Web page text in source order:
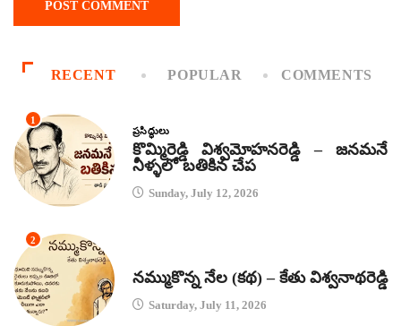
RECENT POPULAR COMMENTS
1
ప్రసిద్ధులు
కొమ్మిరెడ్డి విశ్వమోహనరెడ్డి – జనమనే
నీళ్ళలో బతికిన చేప
Sunday, July 12, 2026
2
నమ్ముకొన్న నేల (కథ) – కేతు విశ్వనాథరెడ్డి
Saturday, July 11, 2026